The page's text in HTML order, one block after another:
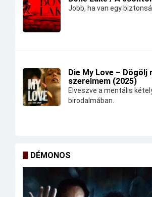
Jobb, ha van egy
Die My Love – Dögölj
szerelmem (2025)
Elveszve a mentális
birodalmában.
DÉMONOS